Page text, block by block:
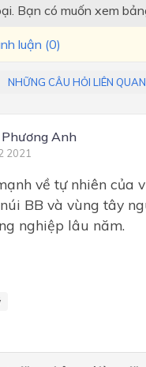
Bạn có muốn xem
luận (0)
NHỮNG CÂU HỎI LIÊN QUAN
Anh
2021
về tự nhiên của
BB và vùng tây
nghiệp lâu năm.